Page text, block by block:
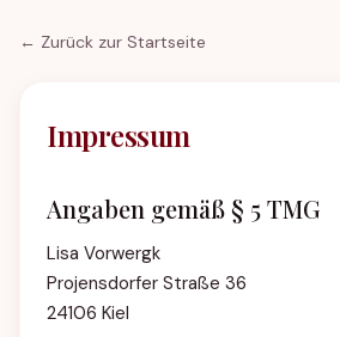
← Zurück zur Startseite
Impressum
Angaben gemäß § 5 TMG
Lisa Vorwergk
Projensdorfer Straße 36
24106 Kiel